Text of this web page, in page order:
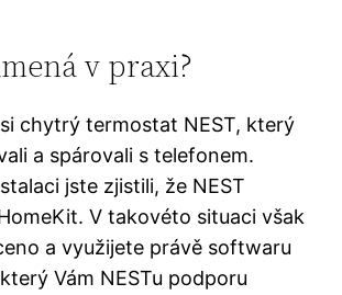
v praxi?
chytrý termostat NEST, který
a spárovali s telefonem.
jste zjistili, že NEST
V takovéto situaci však
a využijete právě softwaru
Vám NESTu podporu